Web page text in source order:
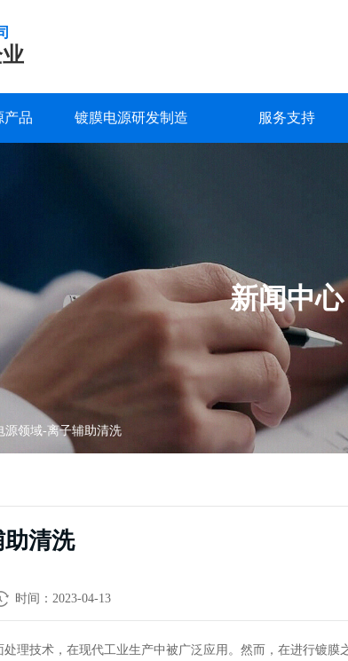
产品 镀膜电源研发制造
深圳市英能电气有限公司创立于2015年，
了解更多
服务支持
深圳市英能电气有限公司创立于2015年，
了解更多
深圳市英能电气有限公司创立于2015年，
了解更多
深圳市英能电气有限公司创立于2015年，
了解更多
深圳市英能电气有限公司创立于2015年，
了解更多
新闻中心
源领域-离子辅助清洗
清洗
时间：2023-04-13
理技术，在现代工业生产中被广泛应用。然而，在进行镀膜